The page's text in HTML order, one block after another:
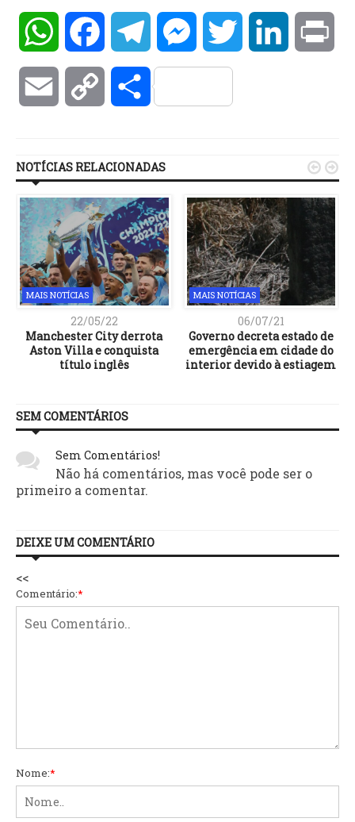
WhatsAppFacebookTelegramMessengerTwitter LinkedIn
Email Copy Compartilhar
NOTÍCIAS RELACIONADAS
MAIS NOTÍCIAS
22/05/22
Manchester City derrota
Aston Villa e conquista
título inglês
MAIS NOTÍCIAS
06/07/21
Governo decreta estado de
emergência em cidade do
interior devido à estiagem
 
SEM COMENTÁRIOS
Sem Comentários!
Não há comentários, mas você pode ser o
primeiro a comentar.
DEIXE UM COMENTÁRIO
<<
Comentário:*
Nome:*